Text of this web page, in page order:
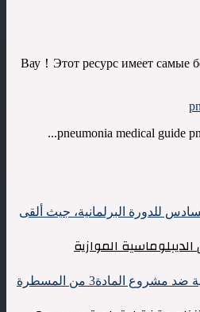
Вау！Этот ресурс имеет самые
pneumonia medical guide
الموازية